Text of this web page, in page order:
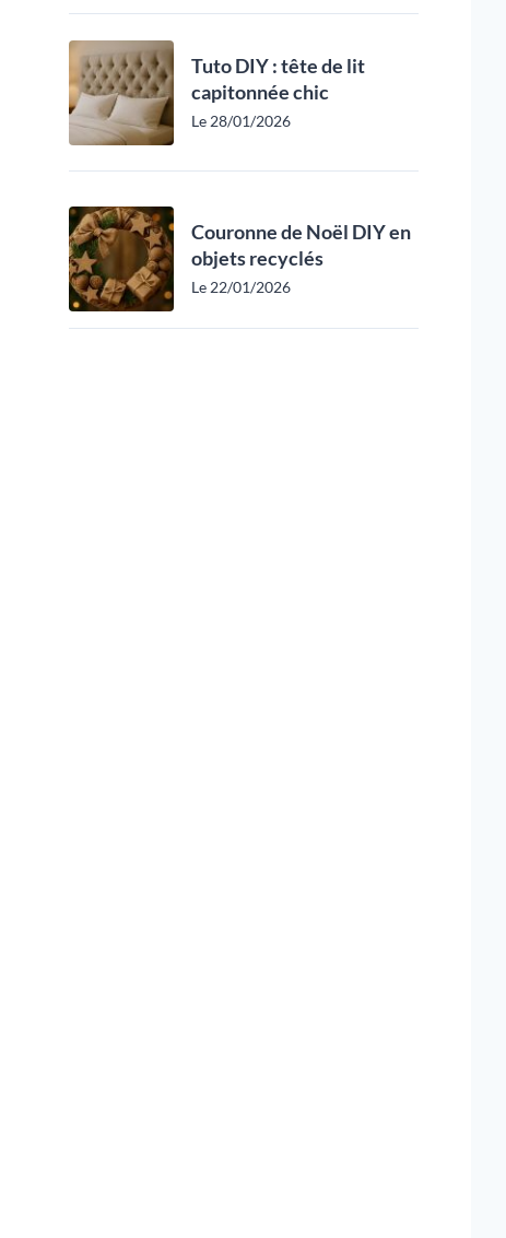
Tuto DIY : tête de lit
capitonnée chic
Le 28/01/2026
Couronne de Noël DIY en
objets recyclés
Le 22/01/2026